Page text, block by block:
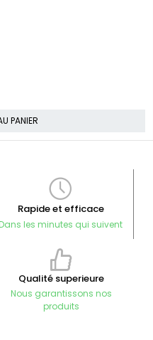
PANIER
Rapide et efficace
Dans les minutes qui suivent
Qualité superieure
Nous garantissons nos
produits